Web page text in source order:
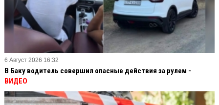
6 Август 2026 16:32
В Баку водитель совершил опасные действия за рулем -
ВИДЕО